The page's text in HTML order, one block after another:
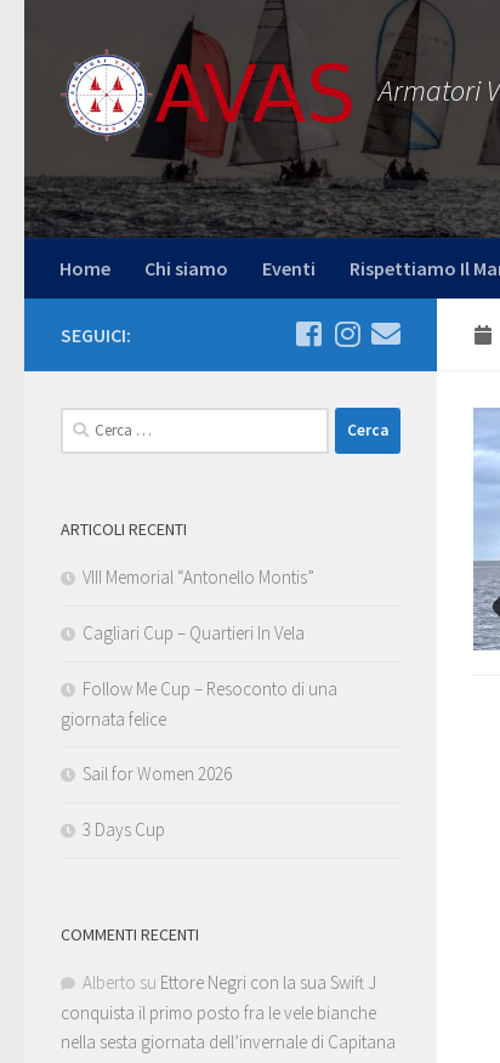
Salta al contenuto
Armatori
Home Chi siamo Eventi Rispettiamo Il
SEGUICI:
Ricerca
per:
ARTICOLI RECENTI
VIII Memorial “Antonello Montis”
Cagliari Cup – Quartieri In Vela
Follow Me Cup – Resoconto di una
giornata felice
Sail for Women 2026
3 Days Cup
COMMENTI RECENTI
Alberto su Ettore Negri con la sua Swift J
conquista il primo posto fra le vele bianche
nella sesta giornata dell’invernale di Capitana